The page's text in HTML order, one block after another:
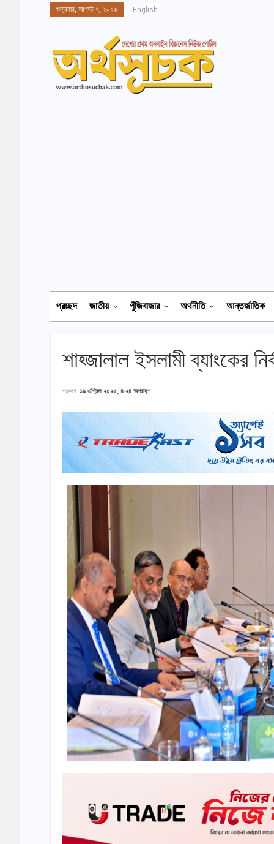
শুক্রবার, আগস্ট ৭, ২০২৬ English
প্রচ্ছদ জাতীয় পুঁজিবাজার অর্থনীতি আন্তর্জাতিক
শাহ্জালাল ইসলামী ব্যাংকের
প্রকাশ ১৯ এপ্রিল ২০২৫, ৪:২৪ অপরাহ্ণ